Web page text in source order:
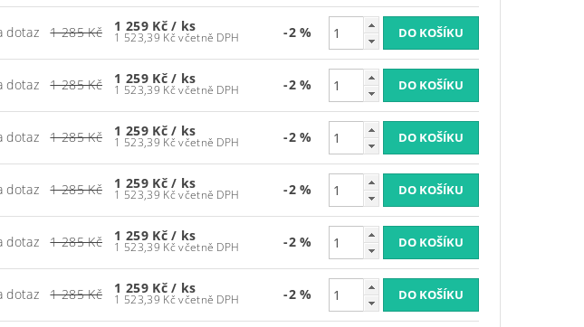
dotaz 1 285 Kč 1 259 Kč/ ks
1 523,39 Kč včetně DPH -2 %
dotaz 1 285 Kč 1 259 Kč/ ks
1 523,39 Kč včetně DPH -2 %
dotaz 1 285 Kč 1 259 Kč/ ks
1 523,39 Kč včetně DPH -2 %
dotaz 1 285 Kč 1 259 Kč/ ks
1 523,39 Kč včetně DPH -2 %
dotaz 1 285 Kč 1 259 Kč/ ks
1 523,39 Kč včetně DPH -2 %
dotaz 1 285 Kč 1 259 Kč/ ks
1 523,39 Kč včetně DPH -2 %